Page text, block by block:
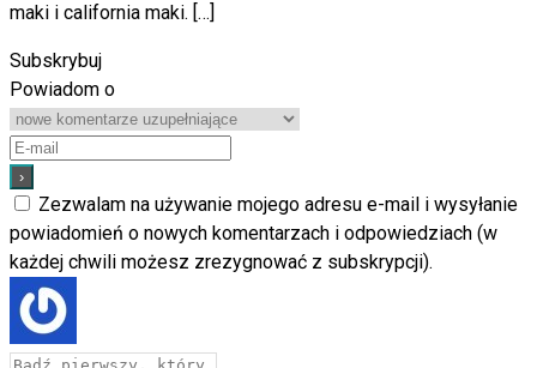
maki i california maki. […]
Subskrybuj
Powiadom o
Zezwalam na używanie mojego adresu e-mail i wysyłanie
powiadomień o nowych komentarzach i odpowiedziach (w
każdej chwili możesz zrezygnować z subskrypcji).